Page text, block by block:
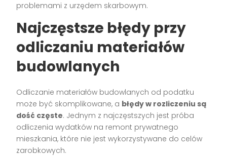
problemami z urzędem skarbowym.
Najczęstsze błędy przy
odliczaniu materiałów
budowlanych
Odliczanie materiałów budowlanych od podatku
może być skomplikowane, a błędy w rozliczeniu są
dość częste. Jednym z najczęstszych jest próba
odliczenia wydatków na remont prywatnego
mieszkania, które nie jest wykorzystywane do celów
zarobkowych.